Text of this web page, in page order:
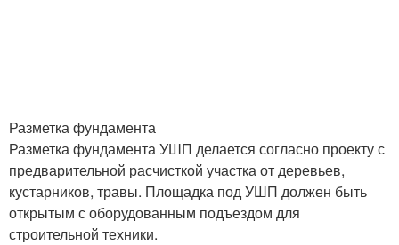
Разметка фундамента
Разметка фундамента УШП делается согласно проекту с
предварительной расчисткой участка от деревьев,
кустарников, травы. Площадка под УШП должен быть
открытым с оборудованным подъездом для
строительной техники.